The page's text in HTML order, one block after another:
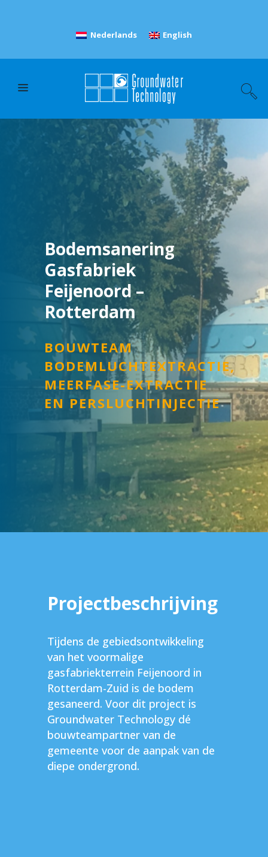
Nederlands English
Bodemsanering
Gasfabriek
Feijenoord –
Rotterdam
BOUWTEAM
BODEMLUCHTEXTRACTIE,
MEERFASE-EXTRACTIE
EN PERSLUCHTINJECTIE
Projectbeschrijving
Tijdens de gebiedsontwikkeling
van het voormalige
gasfabriekterrein Feijenoord in
Rotterdam-Zuid is de bodem
gesaneerd. Voor dit project is
Groundwater Technology dé
bouwteampartner van de
gemeente voor de aanpak van de
diepe ondergrond.